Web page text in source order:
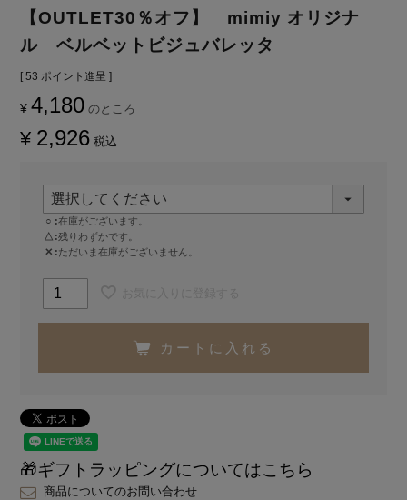
【OUTLET30％オフ】 mimiy オリジナ
ル ベルベットビジュバレッタ
[ 53 ポイント進呈 ]
¥ 4,180 のところ
¥ 2,926 税込
○
在庫がございます。
△ 残りわずかです。
✕
ただいま在庫がございません。
カートに入れる
🎁ギフトラッピングについてはこちら
商品についてのお問い合わせ